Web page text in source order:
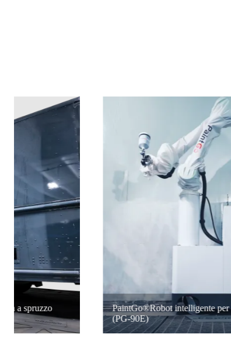
PaintGo®Robot intelligente per verniciatura a spruzzo
(PG-90E)